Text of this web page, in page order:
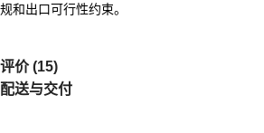
规和出口可行性约束。
评价 (15)
配送与交付